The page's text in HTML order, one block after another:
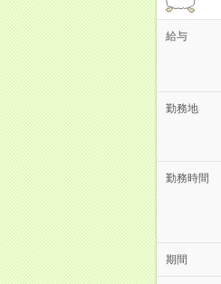
給与
勤務地
勤務時間
期間